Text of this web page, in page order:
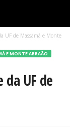
UF de Massamá e Monte
E MONTE ABRAÃO
da UF de